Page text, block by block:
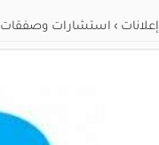
إعلانات › استشارات وصفقات